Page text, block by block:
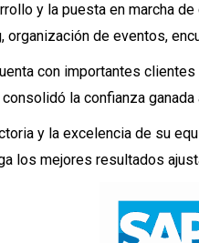
y la puesta en marcha de
organización de eventos,
con importantes clientes
la confianza ganada
y la excelencia de su
los mejores resultados